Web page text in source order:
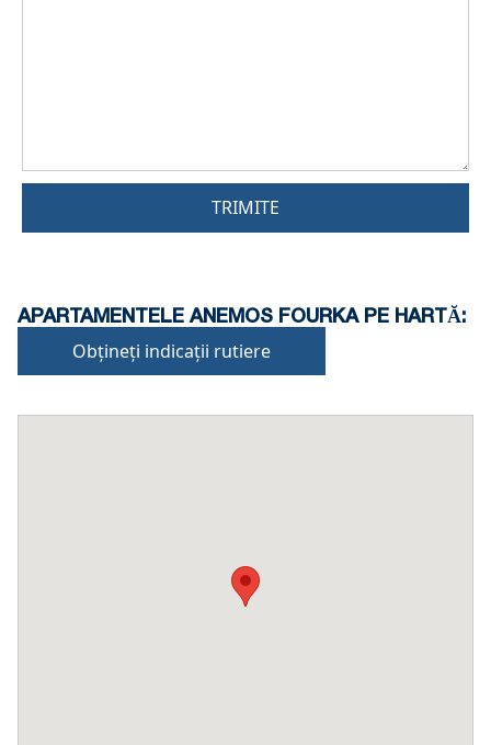
TRIMITE
APARTAMENTELE ANEMOS FOURKA PE HARTĂ:
Obțineți indicații rutiere